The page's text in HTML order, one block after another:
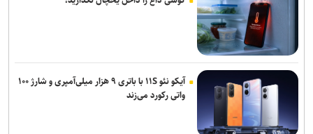
آیکو نئو ۱۱S با باتری ۹ هزار میلی‌آمپری و شارژ ۱۰۰
واتی رکورد می‌زند